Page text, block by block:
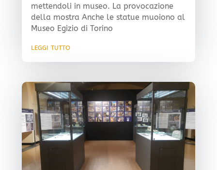
mettendoli in museo. La provocazione
della mostra Anche le statue muoiono al
Museo Egizio di Torino
leggi tutto